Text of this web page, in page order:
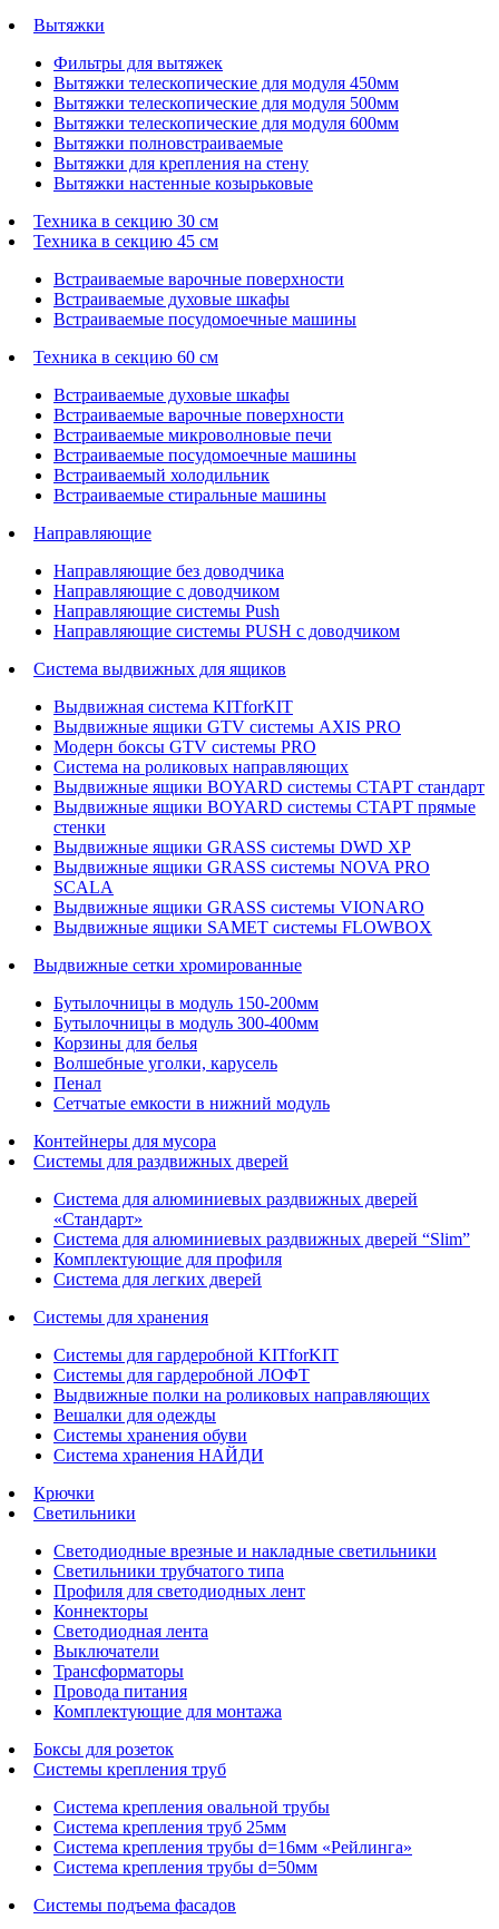
Вытяжки
Фильтры для вытяжек
Вытяжки телескопические для модуля 450мм
Вытяжки телескопические для модуля 500мм
Вытяжки телескопические для модуля 600мм
Вытяжки полновстраиваемые
Вытяжки для крепления на стену
Вытяжки настенные козырьковые
Техника в секцию 30 см
Техника в секцию 45 см
Встраиваемые варочные поверхности
Встраиваемые духовые шкафы
Встраиваемые посудомоечные машины
Техника в секцию 60 см
Встраиваемые духовые шкафы
Встраиваемые варочные поверхности
Встраиваемые микроволновые печи
Встраиваемые посудомоечные машины
Встраиваемый холодильник
Встраиваемые стиральные машины
Направляющие
Направляющие без доводчика
Направляющие с доводчиком
Направляющие системы Push
Направляющие системы PUSH с доводчиком
Система выдвижных для ящиков
Выдвижная система KITforKIT
Выдвижные ящики GTV системы AXIS PRO
Модерн боксы GTV системы PRO
Система на роликовых направляющих
Выдвижные ящики BOYARD системы СТАРТ стандарт
Выдвижные ящики BOYARD системы СТАРТ прямые
стенки
Выдвижные ящики GRASS системы DWD XP
Выдвижные ящики GRASS системы NOVA PRO
SCALA
Выдвижные ящики GRASS системы VIONARO
Выдвижные ящики SAMET системы FLOWBOX
Выдвижные сетки хромированные
Бутылочницы в модуль 150-200мм
Бутылочницы в модуль 300-400мм
Корзины для белья
Волшебные уголки, карусель
Пенал
Cетчатые емкости в нижний модуль
Контейнеры для мусора
Системы для раздвижных дверей
Система для алюминиевых раздвижных дверей
«Стандарт»
Система для алюминиевых раздвижных дверей “Slim”
Комплектующие для профиля
Система для легких дверей
Системы для хранения
Системы для гардеробной KITforKIT
Системы для гардеробной ЛОФТ
Выдвижные полки на роликовых направляющих
Вешалки для одежды
Системы хранения обуви
Система хранения НАЙДИ
Крючки
Светильники
Светодиодные врезные и накладные светильники
Светильники трубчатого типа
Профиля для светодиодных лент
Коннекторы
Светодиодная лента
Выключатели
Трансформаторы
Провода питания
Комплектующие для монтажа
Боксы для розеток
Системы крепления труб
Система крепления овальной трубы
Система крепления труб 25мм
Система крепления трубы d=16мм «Рейлинга»
Система крепления трубы d=50мм
Системы подъема фасадов